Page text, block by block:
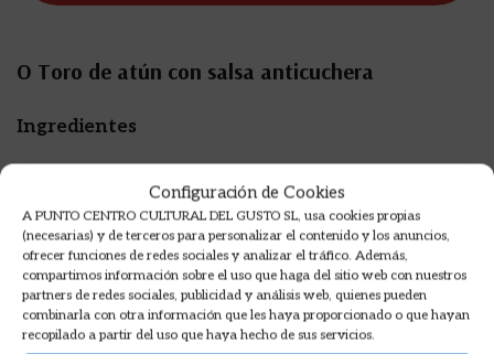
Configuración de Cookies
A PUNTO CENTRO CULTURAL DEL GUSTO SL, usa cookies propias
(necesarias) y de terceros para personalizar el contenido y los anuncios,
ofrecer funciones de redes sociales y analizar el tráfico. Además,
compartimos información sobre el uso que haga del sitio web con nuestros
partners de redes sociales, publicidad y análisis web, quienes pueden
combinarla con otra información que les haya proporcionado o que hayan
recopilado a partir del uso que haya hecho de sus servicios.
O Toro de atún con salsa anticuchera
Ingredientes
Cebolleta
Calabacin en rodajas
Esparragos verdes